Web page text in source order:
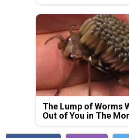
The Lump of Worms
Out of You in The